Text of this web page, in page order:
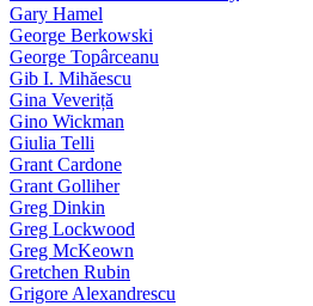
Gary Hamel
George Berkowski
George Topârceanu
Gib I. Mihăescu
Gina Veveriță
Gino Wickman
Giulia Telli
Grant Cardone
Grant Golliher
Greg Dinkin
Greg Lockwood
Greg McKeown
Gretchen Rubin
Grigore Alexandrescu